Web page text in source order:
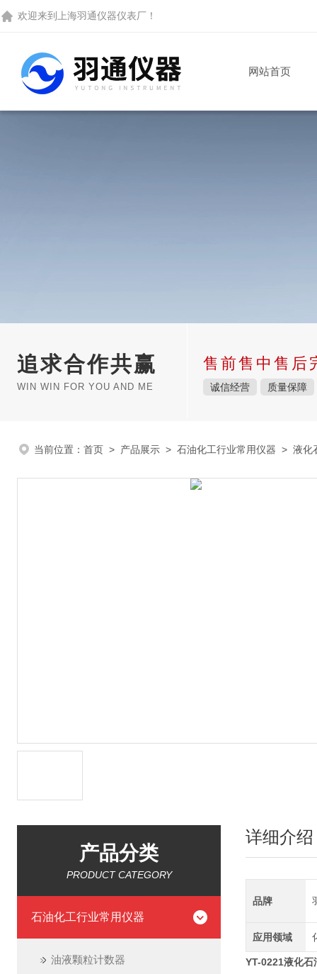
欢迎来到 上海羽通仪器仪表厂 ！
网站首页
追求合作共赢
WIN WIN FOR YOU AND ME
售前售中售后
诚信经营 质量保障
当前位置： 首页 > 产品展示 > 石油化工行业常用仪器 > 液化
产品分类
PRODUCT CATEGORY
石油化工行业常用仪器
油液颗粒计数器
详细介绍
品牌
应用领域
YT-0221液化石